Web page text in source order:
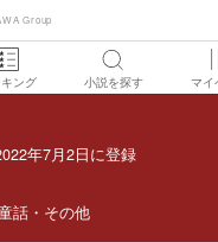
Group
ング 小説を探す マイ
年7月2日に登録
話・その他